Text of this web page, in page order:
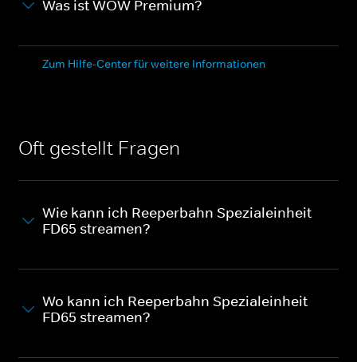
Was ist WOW Premium?
Zum Hilfe-Center für weitere Informationen
Oft gestellt Fragen
Wie kann ich Reeperbahn Spezialeinheit
FD65 streamen?
Wo kann ich Reeperbahn Spezialeinheit
FD65 streamen?